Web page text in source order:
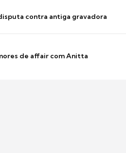
contra antiga gravadora
de affair com Anitta